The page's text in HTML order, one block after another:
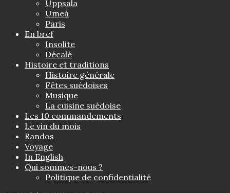
Uppsala
Umeå
Paris
En bref
Insolite
Décalé
Histoire et traditions
Histoire générale
Fêtes suédoises
Musique
La cuisine suédoise
Les 10 commandements
Le vin du mois
Randos
Voyage
In English
Qui sommes-nous ?
Politique de confidentialité